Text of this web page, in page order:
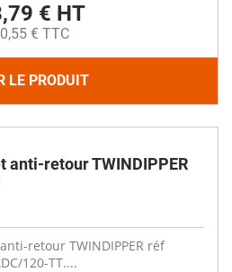
€ HT
€ TTC
LE PRODUIT
anti-retour TWINDIPPER
retour TWINDIPPER réf
120-TT....